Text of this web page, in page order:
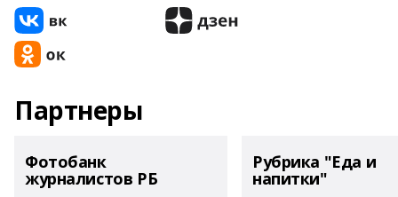
Партнеры
Фотобанк
журналистов РБ
Рубрика "Еда и
напитки"